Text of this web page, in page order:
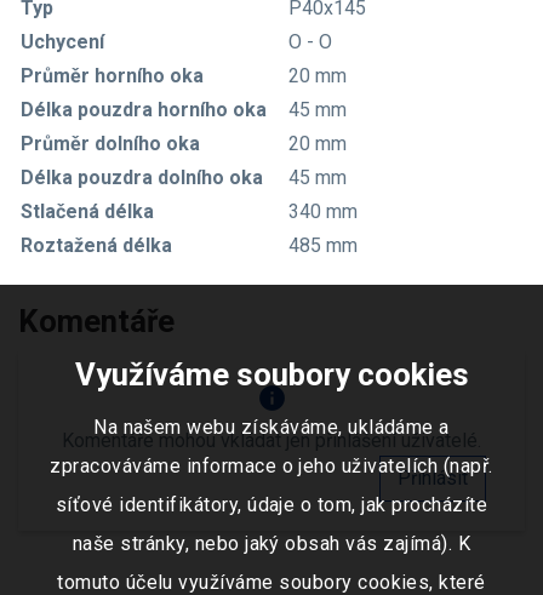
Typ
P40x145
Uchycení
O - O
Průměr horního oka
20 mm
Délka pouzdra horního oka
45 mm
Průměr dolního oka
20 mm
Délka pouzdra dolního oka
45 mm
Stlačená délka
340 mm
Roztažená délka
485 mm
Komentáře
info
Komentáře mohou vkládat jen přihlášení uživatelé.
Přihlásit
Využíváme soubory cookies
Na našem webu získáváme, ukládáme a
zpracováváme informace o jeho uživatelích (např.
síťové identifikátory, údaje o tom, jak procházíte
naše stránky, nebo jaký obsah vás zajímá). K
tomuto účelu využíváme soubory cookies, které